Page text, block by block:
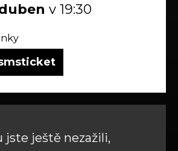
v 19:30
jste ještě nezažili,